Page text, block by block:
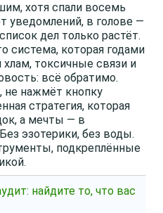
хотя спали восемь
уведомлений, в голове —
дел только растёт.
система, которая годами
токсичные связи и
всё обратимо.
не нажмёт кнопку
стратегия, которая
а мечты — в
эзотерики, без воды.
подкреплённые
найдите то, что вас